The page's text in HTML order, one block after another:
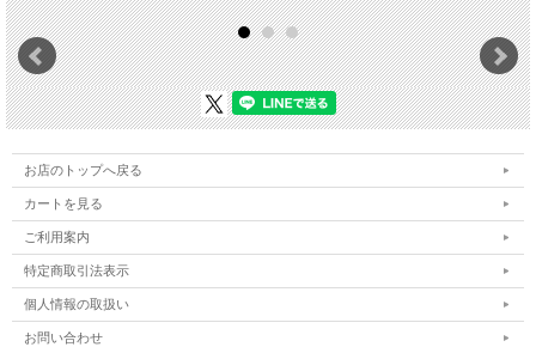
裄丈
70 72.5 75.5 77 78.5
79.5
着丈
61 64 67 68 68
68
樹脂ボタン（糸付ボタン）
お店のトップへ戻る
カートを見る
ご利用案内
特定商取引法表示
個人情報の取扱い
お問い合わせ